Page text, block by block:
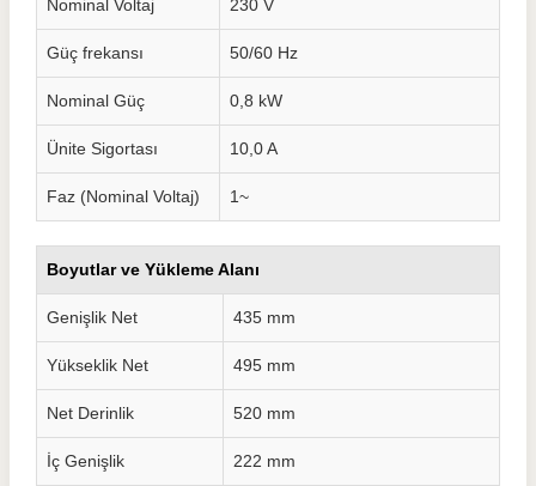
Nominal Voltaj 230 V
Güç frekansı 50/60 Hz
Nominal Güç 0,8 kW
Ünite Sigortası 10,0 A
Faz (Nominal Voltaj) 1~
Boyutlar ve Yükleme Alanı
Genişlik Net 435 mm
Yükseklik Net 495 mm
Net Derinlik 520 mm
İç Genişlik 222 mm